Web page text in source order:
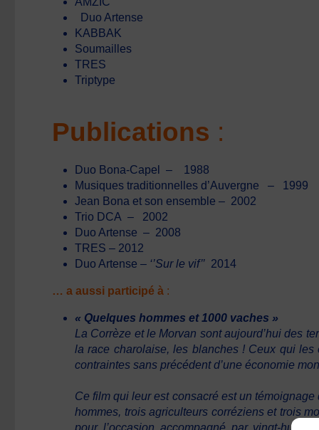
Duo Artense
KABBAK
Soumailles
TRES
Triptype
Publications :
Duo Bona-Capel – 1988
Musiques traditionnelles d’Auvergne – 1999
Jean Bona et son ensemble – 2002
Trio DCA – 2002
Duo Artense – 2008
TRES – 2012
Duo Artense – ‘’Sur le vif’’ 2014
… a aussi participé à :
« Quelques hommes et 1000 vaches »
La Corrèze et le Morvan sont aujourd’hui des
la race charolaise, les blanches ! Ceux qui les
contraintes sans précédent d’une économie
Ce film qui leur est consacré est un témoignage
hommes, trois agriculteurs corréziens et trois
pour l’occasion accompagné par vingt-huit